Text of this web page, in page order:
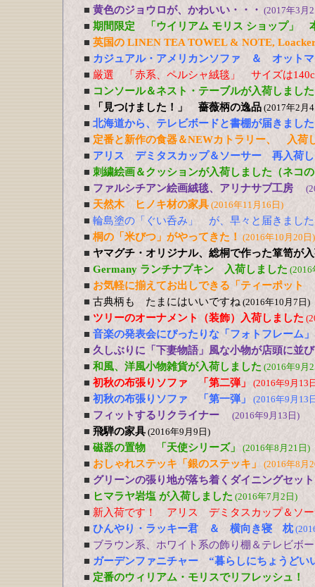
■ 黄色のジョウロが、かわいい・・・ (2017年3月
■ 期間限定 「ウイリアム モリス ショップ」
■ 英国の LINEN TEA TOWEL & NOTE,
■ カジュアル・アメリカンソファ ＆ オット
■ 厳選 「赤系、ペルシャ絨毯」 サイズは
■ コンソール＆ネスト・テーブルが入荷しました
■ 「見つけました！」 薔薇柄の逸品 (2017年2月
■ 北海道から、テレビボードと書棚が届きました
■ 定番と新作の食器＆NEWカトラリー、 入荷
■ アリス デミタスカップ＆ソーサー 再入荷し
■ 刺繍絵画＆クッションが入荷しました（ネコ
■ ファルシチアン絵画絨毯、アリナサブ工房
■ 天然木 ヒノキ材の家具 (2016年11月16日)
■ 輪島塗の「ぐい呑み」 が、早々と届きました
■ 桐の「米びつ」がやってきた！ (2016年10月20日)
■ ヤマグチ・オリジナル、総桐で作った箪笥が
■ Germany ランチナプキン 入荷しました (2016
■ お気軽に揃えてお出しできる「ティーポッ
■ 古典柄も たまにはいいですね (2016年10月7日)
■ ツリーのオーナメント（装飾）入荷しました
■ 音楽の発表会にぴったりな「フォトフレーム
■ 久しぶりに「下妻物語」風な小物が店頭に並
■ 和風、洋風小物雑貨が入荷しました (2016年9月
■ 初秋の布張りソファ 「第二弾」 (2016年9月13
■ 初秋の布張りソファ 「第一弾」 (2016年9月13
■ フィットするリクライナー (2016年9月13日)
■ 飛騨の家具 (2016年9月9日)
■ 磁器の置物 「天使シリーズ」 (2016年8月21日)
■ おしゃれステッキ「銀のステッキ」 (2016年8月
■ グリーンの張り地が落ち着くダイニングセッ
■ ヒマラヤ岩塩 が入荷しました (2016年7月2日)
■ 新入荷です！ アリス デミタスカップ＆ソ
■ ひんやり・ラッキー君 ＆ 横向き寝 枕
■ ブラウン系、ホワイト系の飾り棚＆テレビボ
■ ガーデンファニチャー “暮らしにちょうど
■ 定番のウィリアム・モリスでリフレッシュ！